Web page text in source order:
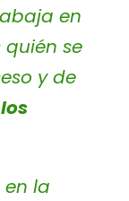
en
se
y de
en la